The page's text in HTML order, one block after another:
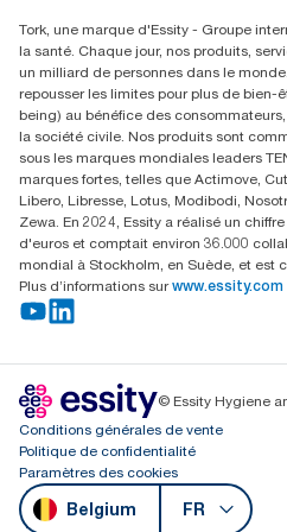
Essity Belgium NV
Berkenlaan 8B
1831 MACHELEN
Tork, une marque d'Essity - Groupe
la santé. Chaque jour, nos produits,
un milliard de personnes dans le
repousser les limites pour plus de bien-
being) au bénéfice des
la société civile. Nos produits sont
sous les marques mondiales leaders
marques fortes, telles que Actimove,
Libero, Libresse, Lotus, Modibodi,
Zewa. En 2024, Essity a réalisé un
d'euros et comptait environ 36.000
mondial à Stockholm, en Suède, et est
Plus d’informations sur www.essity.com
© Essity Hygiene
Conditions générales de vente
Politique de confidentialité
Paramètres des cookies
Belgium FR